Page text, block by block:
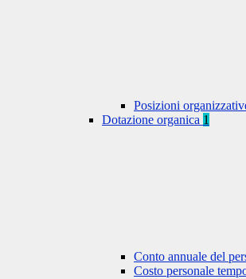
Posizioni
Dotazione organica 1
Conto annuale del
Costo personale